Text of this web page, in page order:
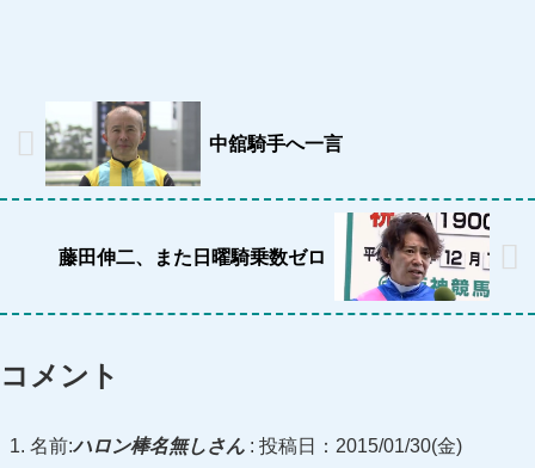
中舘騎手へ一言
藤田伸二、また日曜騎乗数ゼロ
コメント
名前:ハロン棒名無しさん : 投稿日：2015/01/30(金)